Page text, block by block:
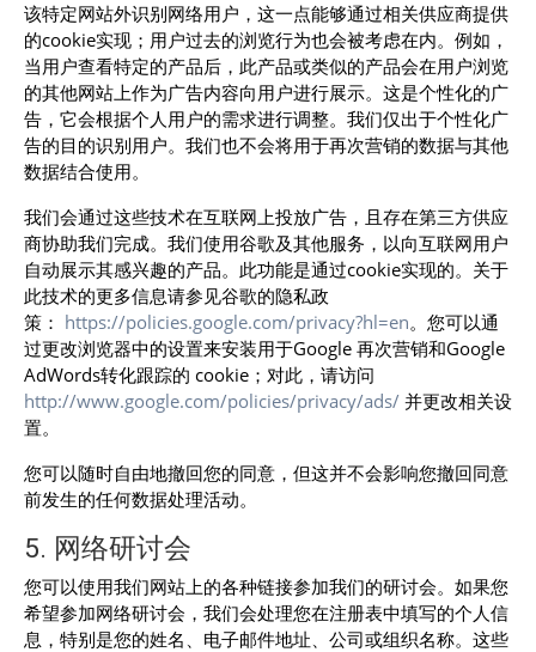
该特定网站外识别网络用户，这一点能够通过相关供应商提供
的cookie实现；用户过去的浏览行为也会被考虑在内。例如，
当用户查看特定的产品后，此产品或类似的产品会在用户浏览
的其他网站上作为广告内容向用户进行展示。这是个性化的广
告，它会根据个人用户的需求进行调整。我们仅出于个性化广
告的目的识别用户。我们也不会将用于再次营销的数据与其他
数据结合使用。
我们会通过这些技术在互联网上投放广告，且存在第三方供应
商协助我们完成。我们使用谷歌及其他服务，以向互联网用户
自动展示其感兴趣的产品。此功能是通过cookie实现的。关于
此技术的更多信息请参见谷歌的隐私政
策： https://policies.google.com/privacy?hl=en。您可以通
过更改浏览器中的设置来安装用于Google 再次营销和Google
AdWords转化跟踪的 cookie；对此，请访问
http://www.google.com/policies/privacy/ads/ 并更改相关设
置。
您可以随时自由地撤回您的同意，但这并不会影响您撤回同意
前发生的任何数据处理活动。
5. 网络研讨会
您可以使用我们网站上的各种链接参加我们的研讨会。如果您
希望参加网络研讨会，我们会处理您在注册表中填写的个人信
息，特别是您的姓名、电子邮件地址、公司或组织名称。这些